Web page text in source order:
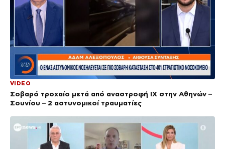
VIDEO
Σοβαρό τροχαίο μετά από αναστροφή ΙΧ στην Αθηνών –
Σουνίου – 2 αστυνομικοί τραυματίες